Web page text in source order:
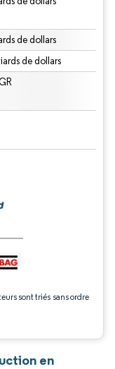
de dollars
de dollars
sont triés sans ordre
une attribution sous CC
en